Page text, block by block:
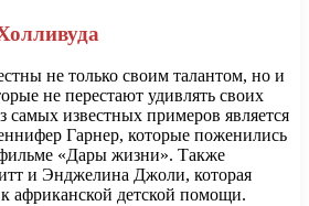
не только своим талантом, но и
не перестают удивлять своих
известных примеров является
Гарнер, которые поженились
«Дары жизни». Также
и Энджелина Джоли, которая
африканской детской помощи.